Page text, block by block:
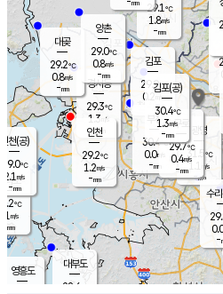
의도
℃
m/s
mm
영흥도
대부도
28.6
경서동
29.3℃
1.3 m/s
-mm
29.1℃
1.8m/s
-mm
대곶
29.2℃
0.8m/s
-mm
mm
김포
29.9℃
0.2 m/s
mm
광명
31.5 ℃
1.1 m/s
-mm
부천
30.4℃
0.0m/s
-mm
양촌
29.0℃
0.8m/s
-mm
구로
29.7℃
0.4m/s
-mm
수
0.0
-
인천(공)
29.0℃
2.1 m/s
-mm
김포(공)
30.4℃
1.3m/s
-mm
인천
29.2℃
1.2m/s
-mm